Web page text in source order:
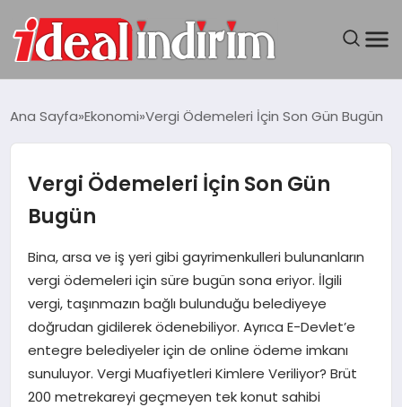
BILGISAYAR
DÜNYA
TEKNOLOJI
YAŞAM
Ana Sayfa Ekonomi Vergi Ödemeleri İçin Son Gün Bugün
Vergi Ödemeleri İçin Son Gün
Bugün
Bina, arsa ve iş yeri gibi gayrimenkulleri bulunanların
vergi ödemeleri için süre bugün sona eriyor. İlgili
vergi, taşınmazın bağlı bulunduğu belediyeye
doğrudan gidilerek ödenebiliyor. Ayrıca E-Devlet’e
entegre belediyeler için de online ödeme imkanı
sunuluyor. Vergi Muafiyetleri Kimlere Veriliyor? Brüt
200 metrekareyi geçmeyen tek konut sahibi